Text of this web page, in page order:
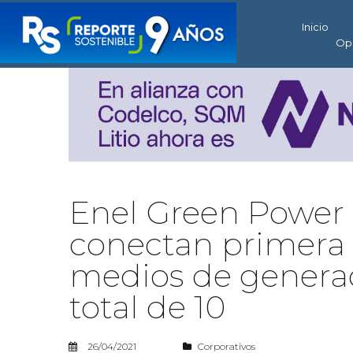
Inicio
Enel Green
conectan
medios de
total de 10
26/04/2021 Corporativos